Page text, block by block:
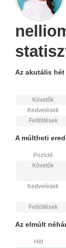
Az akutális hét
Követők
Kedvelések
Feltöltések
A múltheti
Pozíció
Követők
Kedvelések
Feltöltések
Az elmúlt
Hét